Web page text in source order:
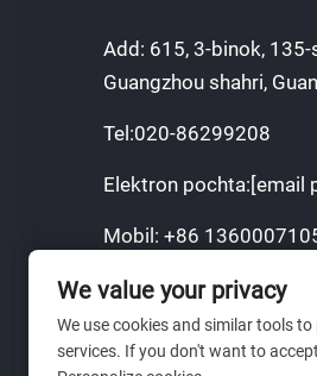
Add: 615, 3-binok, 135-
Guangzhou shahri,
Tel:020-86299208
Elektron pochta: [email
Mobil: +86
Copyright © 2024
We value your privacy
We use cookies and similar tools
services. If you don't want to